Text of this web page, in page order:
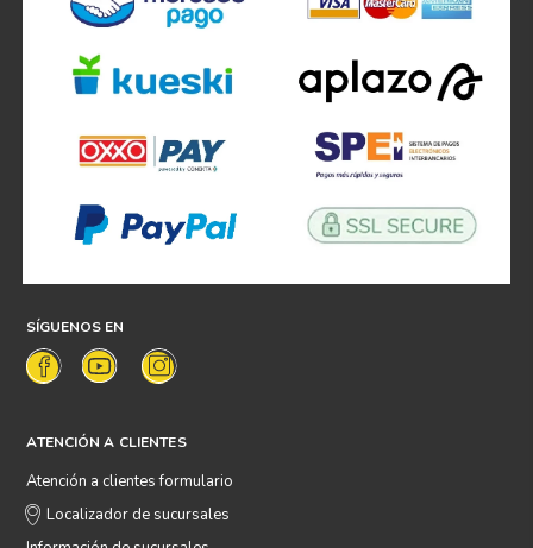
SÍGUENOS EN
ATENCIÓN A CLIENTES
Atención a clientes formulario
Localizador de sucursales